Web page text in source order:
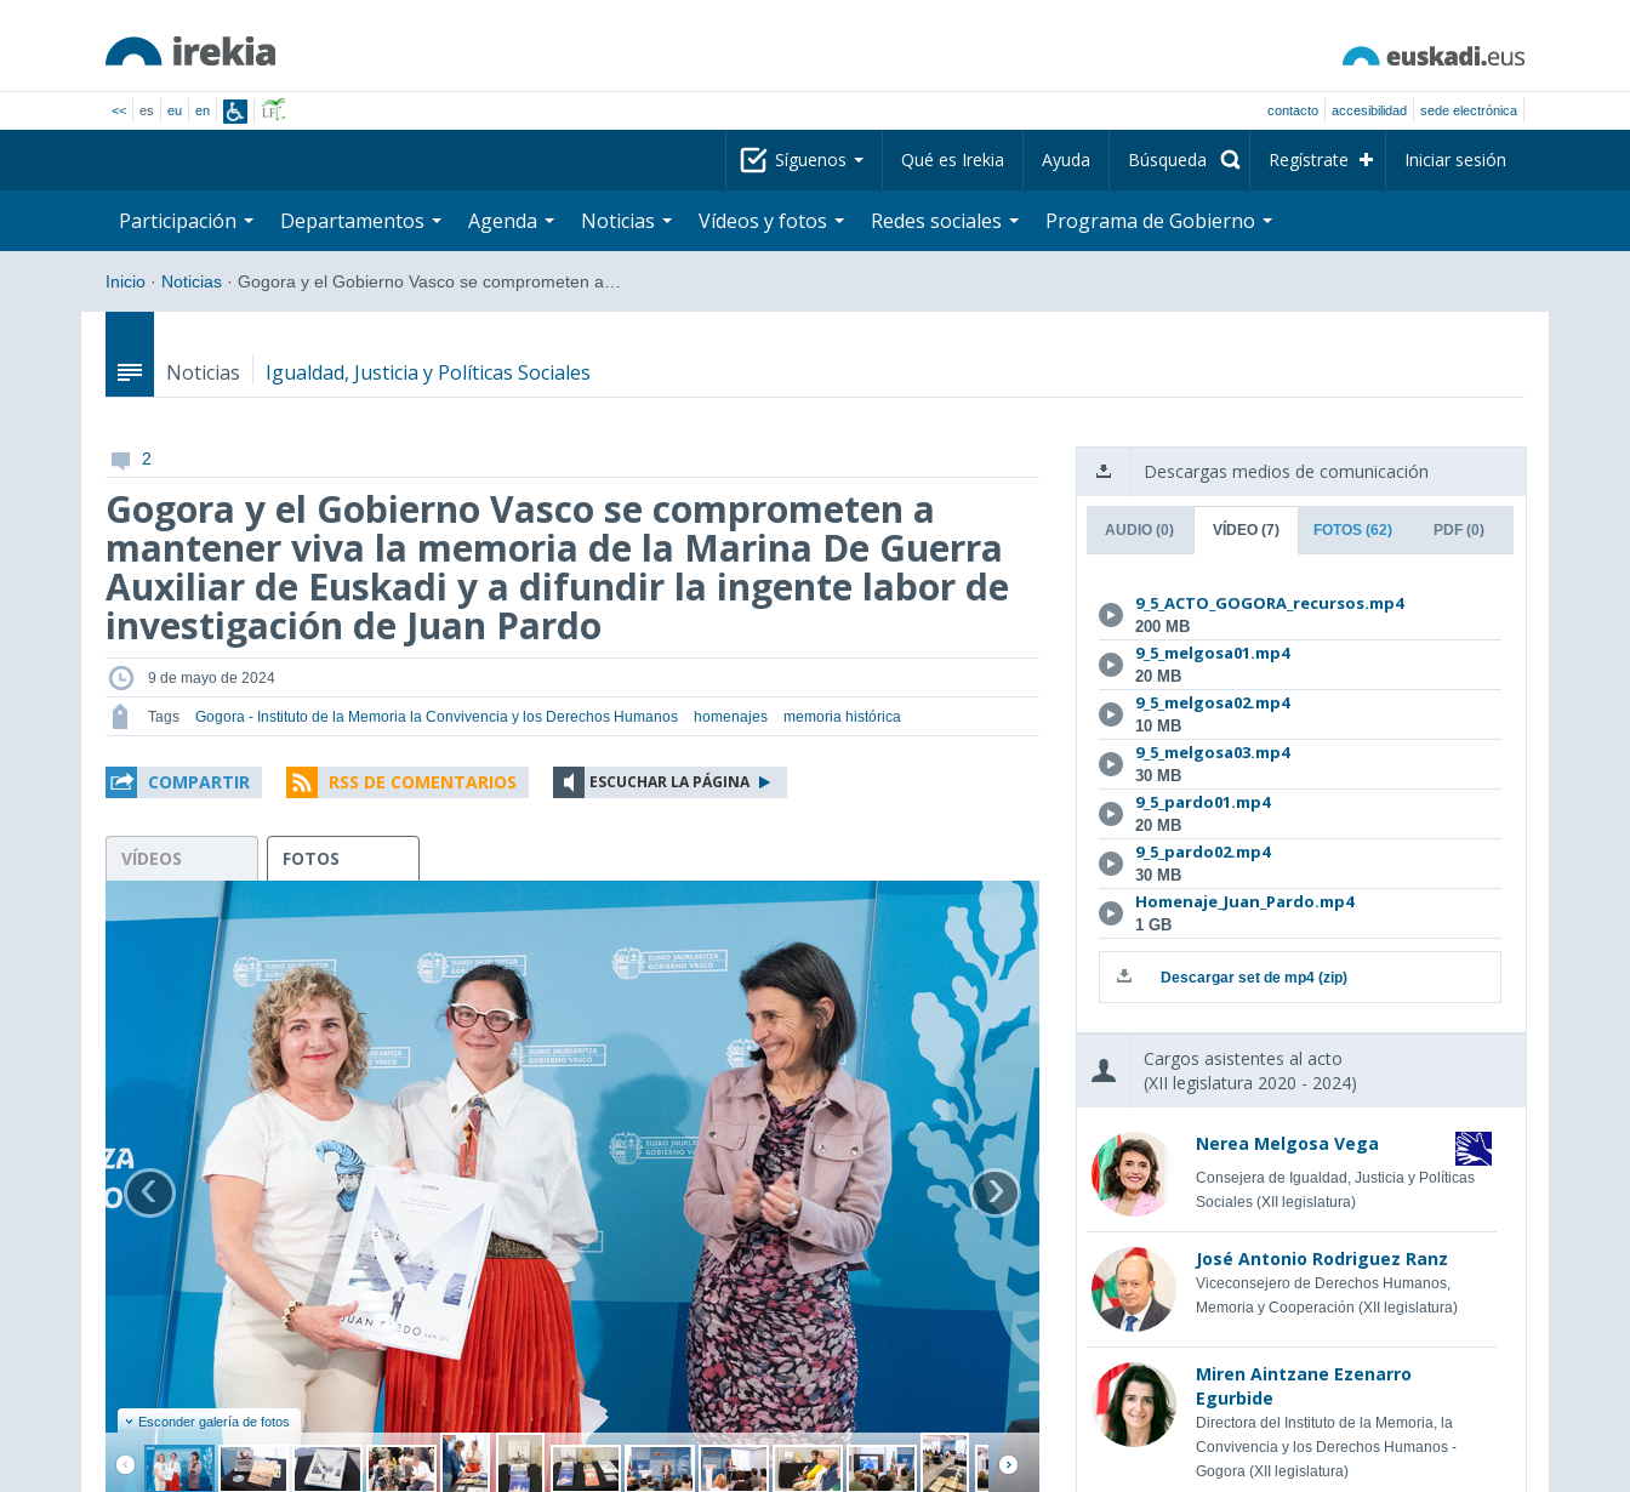
<< es eu en contacto accesibilidad sede electrónica
Síguenos Qué es Irekia Ayuda Búsqueda Regístrate Iniciar sesión
Participación Departamentos Agenda Noticias Vídeos y fotos Redes sociales Programa de Gobierno
Inicio · Noticias · Gogora y el Gobierno Vasco se comprometen a…
Noticias Igualdad, Justicia y Políticas Sociales
2
Gogora y el Gobierno Vasco se comprometen a
mantener viva la memoria de la Marina De Guerra
Auxiliar de Euskadi y a difundir la ingente labor de
investigación de Juan Pardo
9 de mayo de 2024
Tags Gogora - Instituto de la Memoria la Convivencia y los Derechos Humanos homenajes memoria histórica
COMPARTIR RSS DE COMENTARIOS ESCUCHAR LA PÁGINA
VÍDEOS FOTOS
‹ ›
Esconder galería de fotos
Descargas medios de comunicación
AUDIO(0) VÍDEO(7) FOTOS(62) PDF (0)
9_5_ACTO_GOGORA_recursos.mp4
200 MB
9_5_melgosa01.mp4
20 MB
9_5_melgosa02.mp4
10 MB
9_5_melgosa03.mp4
30 MB
9_5_pardo01.mp4
20 MB
9_5_pardo02.mp4
30 MB
Homenaje_Juan_Pardo.mp4
1 GB
Descargar set de mp4 (zip)
Cargos asistentes al acto
(XII legislatura 2020 - 2024)
Nerea Melgosa Vega
Consejera de Igualdad, Justicia y Políticas
Sociales (XII legislatura)
José Antonio Rodriguez Ranz
Viceconsejero de Derechos Humanos,
Memoria y Cooperación (XII legislatura)
Miren Aintzane Ezenarro
Egurbide
Directora del Instituto de la Memoria, la
Convivencia y los Derechos Humanos -
Gogora (XII legislatura)